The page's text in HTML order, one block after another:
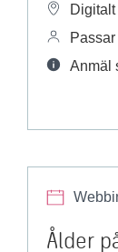
Digitalt
Anmäl
Ålder